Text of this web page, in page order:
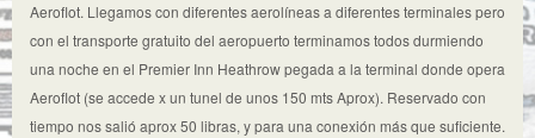
Aeroflot. Llegamos con diferentes aerolíneas a diferentes terminales pero
con el transporte gratuito del aeropuerto terminamos todos durmiendo
una noche en el Premier Inn Heathrow pegada a la terminal donde opera
Aeroflot (se accede x un tunel de unos 150 mts Aprox). Reservado con
tiempo nos salió aprox 50 libras, y para una conexión más que suficiente.